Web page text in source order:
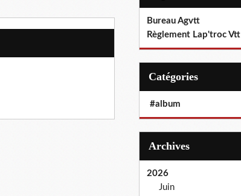
Bureau Agvtt
Règlement Lap'troc Vtt
Catégories
#album
Archives
2026
Juin